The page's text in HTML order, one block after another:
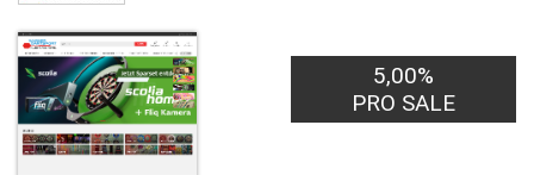
5,00%
PRO SALE